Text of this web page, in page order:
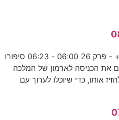
מועדון החברים של מיקי מאוס+ - פרק 26 06:00 - 06:23 סיפורו
את הכניסה לארמון של המלכה
אותו, כדי שיוכלו לערוך עם